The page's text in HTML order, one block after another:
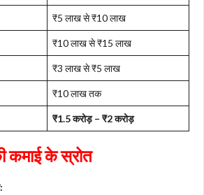
₹5 लाख से ₹10 लाख
₹10 लाख से ₹15 लाख
₹3 लाख से ₹5 लाख
₹10 लाख तक
₹1.5 करोड़ – ₹2 करोड़
कमाई के स्रोत